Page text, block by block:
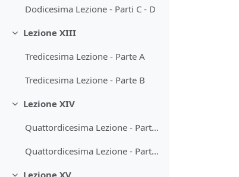
Dodicesima Lezione - Parti C - D
Minimizza
Lezione XIII
Tredicesima Lezione - Parte A
Tredicesima Lezione - Parte B
Minimizza
Lezione XIV
Quattordicesima Lezione - Parte A
Quattordicesima Lezione - Parte B